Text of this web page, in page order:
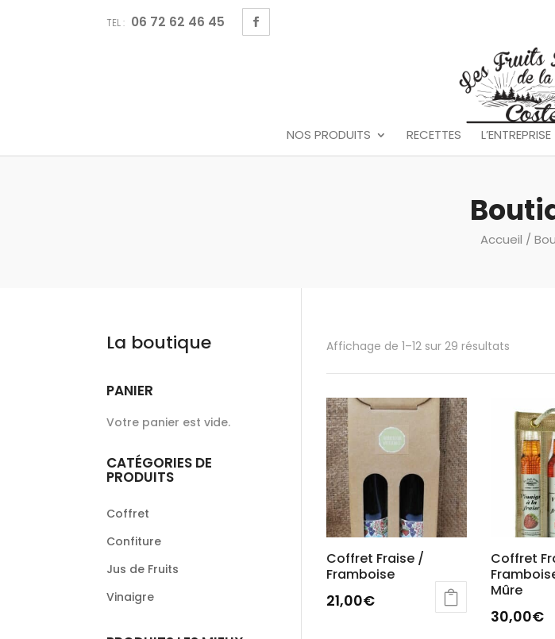
TEL : 06 72 62 46 45
NOS PRODUITS RECETTES L’ENTREPRISE
produits
Accueil /
Affichage de 1–12 sur 29 résultats
Coffret Fraise /
Framboise
21,00€
Coffret
Mûre
30,00€
La boutique
PANIER
Votre panier est vide.
CATÉGORIES DE
PRODUITS
Coffret
Confiture
Jus de Fruits
Vinaigre